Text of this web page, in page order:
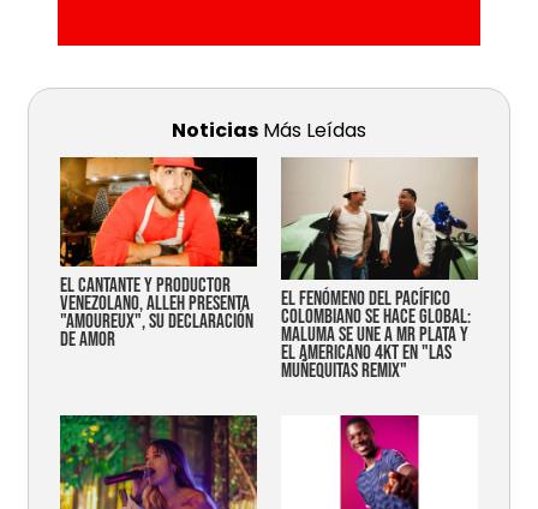
Noticias Más Leídas
EL CANTANTE Y PRODUCTOR
VENEZOLANO, ALLEH PRESENTA
"AMOUREUX", SU DECLARACIÓN
DE AMOR
EL FENÓMENO DEL PACÍFICO
COLOMBIANO SE HACE GLOBAL:
MALUMA SE UNE A MR PLATA Y
EL AMERICANO 4KT EN "LAS
MUÑEQUITAS REMIX"